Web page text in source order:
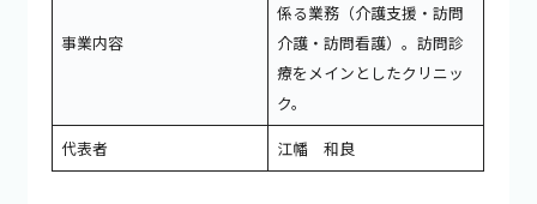
事業内容
係る業務（介護支援・訪問
介護・訪問看護）。訪問診
療をメインとしたクリニッ
ク。
代表者
江幡 和良